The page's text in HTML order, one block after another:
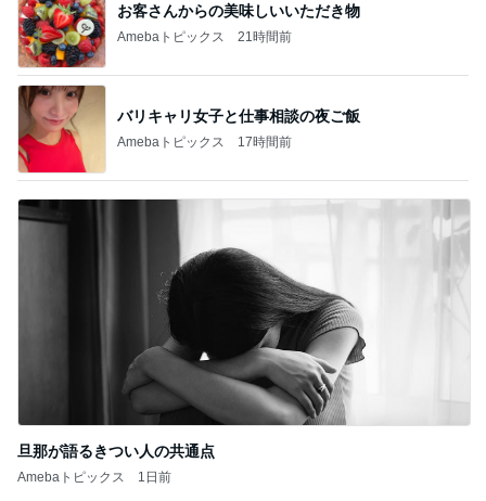
お客さんからの美味しいいただき物
Amebaトピックス 21時間前
バリキャリ女子と仕事相談の夜ご飯
Amebaトピックス 17時間前
旦那が語るきつい人の共通点
Amebaトピックス 1日前